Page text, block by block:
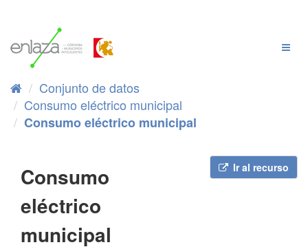
Conjunto de datos
Consumo eléctrico municipal
Consumo eléctrico municipal
Ir al recurso
Consumo
eléctrico
municipal